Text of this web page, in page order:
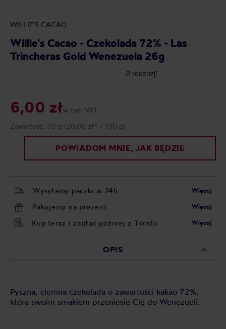
WILLIE'S CACAO
Willie's Cacao - Czekolada 72% - Las
Trincheras Gold Wenezuela 26g
6,00 złw tym VAT
Zawartość: 30 g (20,00 zł* / 100 g)
POWIADOM MNIE, JAK BĘDZIE
Wysyłamy paczki w 24h Więcej
Pakujemy na prezent Więcej
Kup teraz i zapłać później z Twisto Więcej
OPIS
Pyszna, ciemna czekolada o zawartości kakao 72%,
która swoim smakiem przeniesie Cię do Wenezueli.